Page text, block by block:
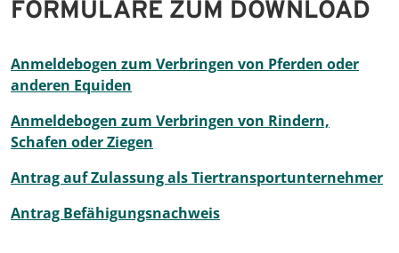
FORMULARE ZUM DOWNLOAD
Anmeldebogen zum Verbringen von Pferden oder
anderen Equiden
Anmeldebogen zum Verbringen von Rindern,
Schafen oder Ziegen
Antrag auf Zulassung als Tiertransportunternehmer
Antrag Befähigungsnachweis